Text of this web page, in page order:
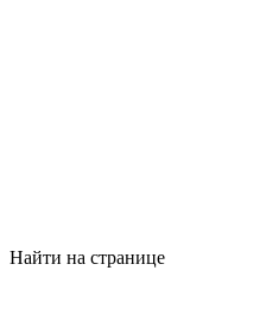
Найти на странице